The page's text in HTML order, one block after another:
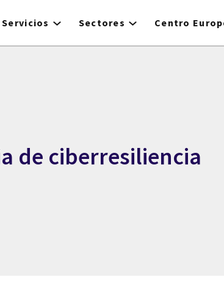
Servicios Sectores Centro
de ciberresiliencia